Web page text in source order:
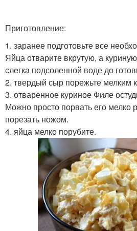
Приготовление:
1. заранее подготовьте все
Яйца отварите вкрутую, а
слегка подсоленной воде до
2. твердый сыр порежьте мелким
3. отваренное куриное Филе
Можно просто порвать его мелко
порезать ножом.
4. яйца мелко порубите.